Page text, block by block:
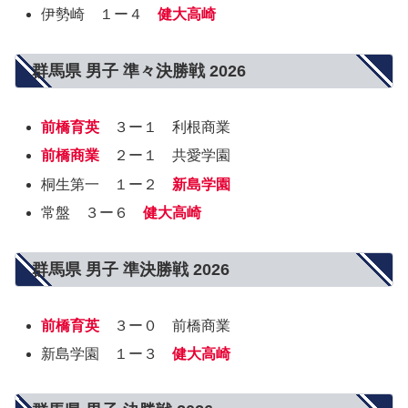
伊勢崎 １ー４健大高崎
群馬県 男子 準々決勝戦 2026
前橋育英 ３ー１ 利根商業
前橋商業 ２ー１ 共愛学園
桐生第一 １ー２ 新島学園
常盤 ３ー６健大高崎
群馬県 男子 準決勝戦 2026
前橋育英 ３ー０ 前橋商業
新島学園 １ー３健大高崎